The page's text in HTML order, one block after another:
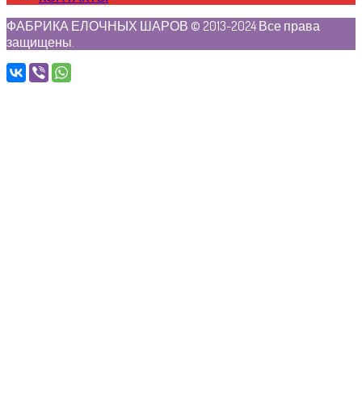
ФАБРИКА ЕЛОЧНЫХ ШАРОВ © 2013-2024 Все права
защищены.